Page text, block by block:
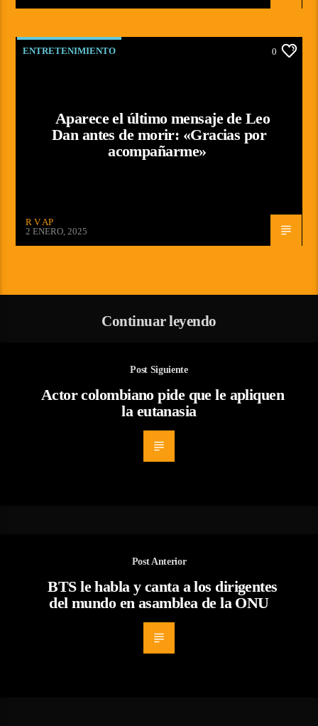
ENTRETENIMIENTO 0
Aparece el último mensaje de Leo
Dan antes de morir: «Gracias por
acompañarme»
R V AP
2 ENERO, 2025
Continuar leyendo
Post Siguiente
Actor colombiano pide que le apliquen
la eutanasia
Post Anterior
BTS le habla y canta a los dirigentes
del mundo en asamblea de la ONU